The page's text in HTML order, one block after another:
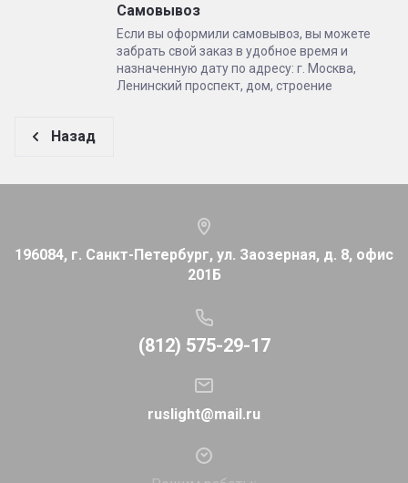
Самовывоз
Если вы оформили самовывоз, вы можете
забрать свой заказ в удобное время и
назначенную дату по адресу: г. Москва,
Ленинский проспект, дом, строение
Назад
196084, г. Санкт-Петербург, ул. Заозерная, д. 8, офис
201Б
(812) 575-29-17
ruslight@mail.ru